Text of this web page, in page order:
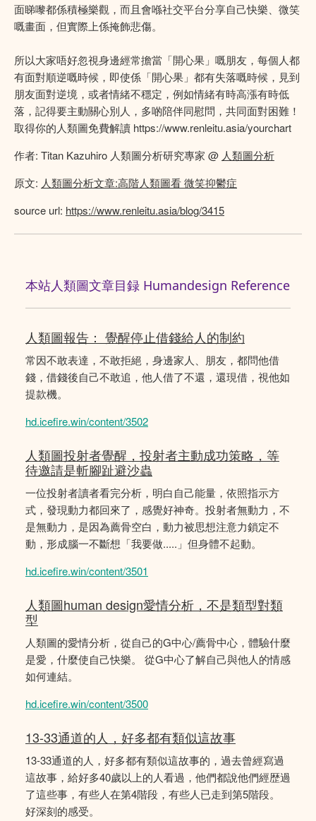
面睇嚟都係積極樂觀，而且會喺社交平台分享自己快樂、微笑
嘅畫面，但實際上係掩飾悲傷。
所以大家唔好忽視身邊經常擔當「開心果」嘅朋友，每個人都
有面對順逆嘅時候，即使係「開心果」都有失落嘅時候，見到
朋友面對逆境，或者情緒不穩定，例如情緒有時高漲有時低
落，記得要主動關心別人，多啲陪伴同慰問，共同面對困難！
取得你的人類圖免費解讀 https://www.renleitu.asia/yourchart
作者: Titan Kazuhiro 人類圖分析研究專家 @ 人類圖分析
原文: 人類圖分析文章:高階人類圖看 微笑抑鬱症
source url: https://www.renleitu.asia/blog/3415
本站人類圖文章目録 Humandesign Reference
人類圖報告： 覺醒停止借錢給人的制約
常因不敢表達，不敢拒絕，身邊家人、朋友，都問他借
錢，借錢後自己不敢追，他人借了不還，還現借，視他如
提款機。
hd.icefire.win/content/3502
人類圖投射者覺醒，投射者主動成功策略，等
待邀請是斬腳趾避沙蟲
一位投射者讀者看完分析，明白自己能量，依照指示方
式，發現動力都回來了，感覺好神奇。投射者無動力，不
是無動力，是因為薦骨空白，動力被思想注意力鎖定不
動，形成腦一不斷想「我要做.....」但身體不起動。
hd.icefire.win/content/3501
人類圖human design愛情分析，不是類型對類
型
人類圖的愛情分析，從自己的G中心/薦骨中心，體驗什麼
是愛，什麼使自己快樂。 從G中心了解自己與他人的情感
如何連結。
hd.icefire.win/content/3500
13-33通道的人，好多都有類似這故事
13-33通道的人，好多都有類似這故事的，過去曾經寫過
這故事，給好多40歲以上的人看過，他們都說他們經歴過
了這些事，有些人在第4階段，有些人已走到第5階段。
好深刻的感受。